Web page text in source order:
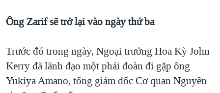
Ông Zarif sẽ trở lại vào ngày thứ ba
Trước đó trong ngày, Ngoại trưởng Hoa Kỳ John
Kerry đã lãnh đạo một phái đoàn đi gặp ông
Yukiya Amano, tổng giám đốc Cơ quan Nguyên